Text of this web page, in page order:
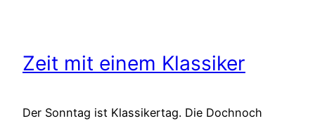
Zeit mit einem Klassiker
Der Sonntag ist Klassikertag. Die Dochnoch